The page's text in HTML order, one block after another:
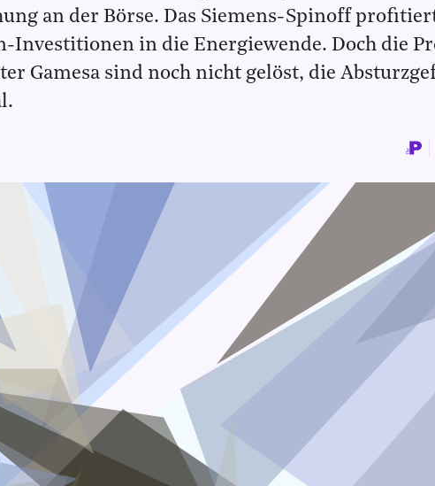
an der Börse. Das Siemens-Spinoff
Investitionen in die Energiewende. Doch die
Gamesa sind noch nicht gelöst, die